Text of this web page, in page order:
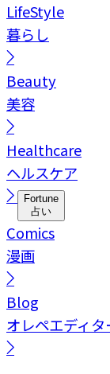
LifeStyle
暮らし
Beauty
美容
Healthcare
ヘルスケア
Fortune
占い
Comics
漫画
Blog
オレペエディタ